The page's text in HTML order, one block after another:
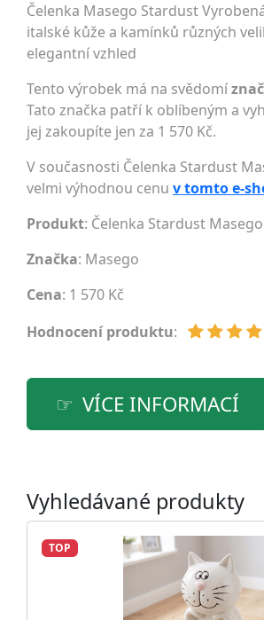
Čelenka Masego Stardust
italské kůže a kamínků různých
elegantní vzhled
Tento výrobek má na svědomí
Tato značka patří k oblíbeným a
jej zakoupíte jen za 1 570 Kč.
V současnosti Čelenka Stardust
velmi výhodnou cenu v tomto e-
Produkt: Čelenka Stardust Masego
Značka: Masego
Cena: 1 570 Kč
Hodnocení produktu:
VÍCE INFORMACÍ
Vyhledávané produkty
TOP